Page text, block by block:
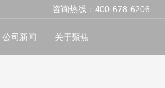
咨询热线：400-678-6206
公司新闻 关于聚焦